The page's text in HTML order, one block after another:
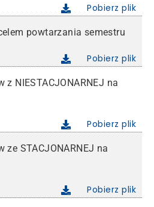
Pobierz plik
powtarzania semestru
Pobierz plik
NIESTACJONARNEJ na
Pobierz plik
STACJONARNEJ na
Pobierz plik